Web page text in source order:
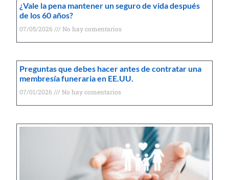
¿Vale la pena mantener un seguro de vida después
de los 60 años?
07/05/2026 No hay comentarios
Preguntas que debes hacer antes de contratar una
membresía funeraria en EE.UU.
07/01/2026 No hay comentarios